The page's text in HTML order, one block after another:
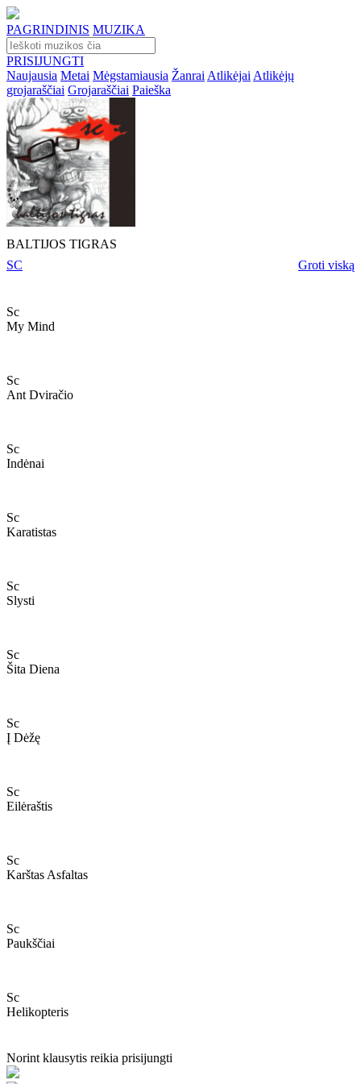
PAGRINDINIS MUZIKA
PRISIJUNGTI
Naujausia Metai Mėgstamiausia Žanrai Atlikėjai Atlikėjų
grojaraščiai Grojaraščiai Paieška
BALTIJOS TIGRAS
SC
Groti viską
Sc
My Mind
Sc
Ant Dviračio
Sc
Indėnai
Sc
Karatistas
Sc
Slysti
Sc
Šita Diena
Sc
Į Dėžę
Sc
Eilėraštis
Sc
Karštas Asfaltas
Sc
Paukščiai
Sc
Helikopteris
Norint klausytis reikia prisijungti